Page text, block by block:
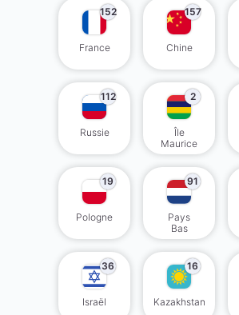
152
France
157
Chine
112
Russie
2
Île
Maurice
19
Pologne
91
Pays
Bas
36
Israël
16
Kazakhstan